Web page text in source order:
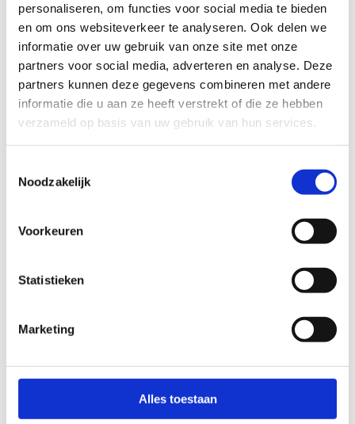
personaliseren, om functies voor social media te bieden
en om ons websiteverkeer te analyseren. Ook delen we
informatie over uw gebruik van onze site met onze
partners voor social media, adverteren en analyse. Deze
partners kunnen deze gegevens combineren met andere
informatie die u aan ze heeft verstrekt of die ze hebben
verzameld op basis van uw gebruik van hun services.
Noodzakelijk
Voorkeuren
Statistieken
Marketing
Alles toestaan
Type onderwijs
Lager onderwijs
Buitengewoon lager onderwijs
Secundair onderwijs
Buitengewoon secundair onderwijs
Onze school wenst onderstaande materialen
te ontvangen:
Spandoek (idem editie 2025)